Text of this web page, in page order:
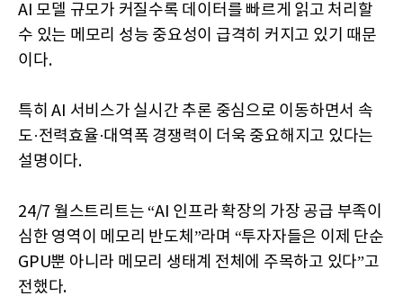
AI 모델 규모가 커질수록 데이터를 빠르게 읽고 처리할
수 있는 메모리 성능 중요성이 급격히 커지고 있기 때문
이다.
특히 AI 서비스가 실시간 추론 중심으로 이동하면서 속
도·전력효율·대역폭 경쟁력이 더욱 중요해지고 있다는
설명이다.
24/7 월스트리트는 “AI 인프라 확장의 가장 공급 부족이
심한 영역이 메모리 반도체”라며 “투자자들은 이제 단순
GPU뿐 아니라 메모리 생태계 전체에 주목하고 있다”고
전했다.